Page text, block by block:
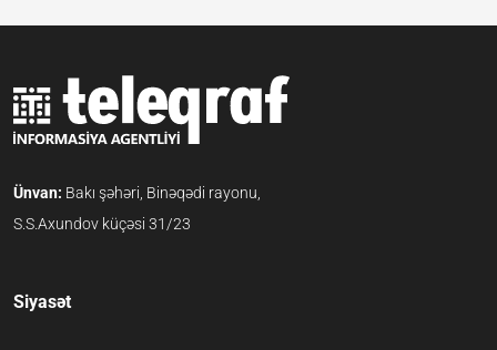
Ünvan: Bakı şəhəri, Binəqədi rayonu,
S.S.Axundov küçəsi 31/23
Siyasət